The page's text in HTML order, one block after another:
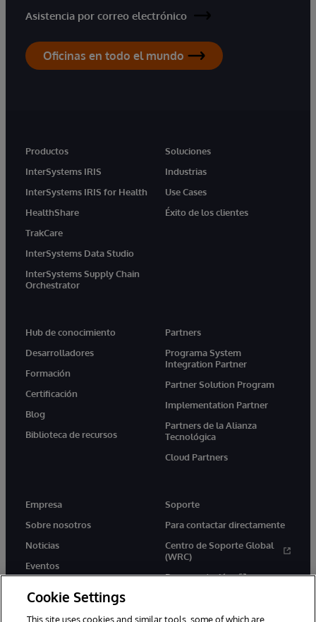
Asistencia por correo electrónico
Oficinas en todo el mundo
Productos
InterSystems IRIS
InterSystems IRIS for Health
HealthShare
TrakCare
InterSystems Data Studio
InterSystems Supply Chain
Orchestrator
Soluciones
Industrias
Use Cases
Éxito de los clientes
Hub de conocimiento
Desarrolladores
Formación
Certificación
Blog
Biblioteca de recursos
Partners
Programa System
Integration Partner
Partner Solution Program
Implementation Partner
Partners de la Alianza
Tecnológica
Cloud Partners
Empresa
Sobre nosotros
Noticias
Eventos
Soporte
Para contactar directamente
Centro de Soporte Global
(WRC)
Documentación
Cookie Settings
This site uses cookies and similar tools, some of which are